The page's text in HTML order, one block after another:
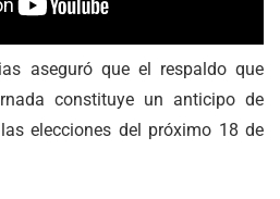
aseguró que el respaldo que
constituye un anticipo de
elecciones del próximo 18 de